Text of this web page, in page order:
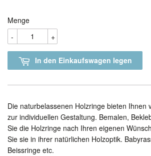
Menge
+
-
In den Einkaufswagen legen
Die naturbelassenen Holzringe bieten Ihnen
zur individuellen Gestaltung. Bemalen,
Sie die Holzringe nach Ihren eigenen
Sie sie in ihrer natürlichen Holzoptik.
Beissringe etc.